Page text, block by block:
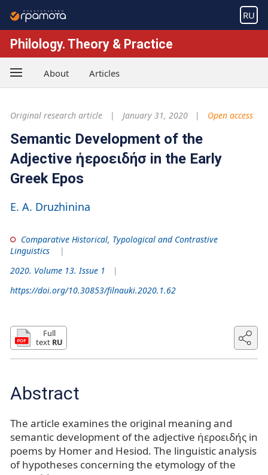
RU
Philology. Theory & Practice
About Articles
Original research article January 31, 2020 Open access
Semantic Development of the
Adjective ἠεροειδήσ in the Early
Greek Epos
E. A. Druzhinina
Comparative Historical, Typological and Contrastive
Linguistics
2020. Volume 13. Issue 1
https://doi.org/10.30853/filnauki.2020.1.62
Full
text RU
Abstract
The article examines the original meaning and
semantic development of the adjective ἠεροειδής in
poems by Homer and Hesiod. The linguistic analysis
of hypotheses concerning the etymology of the